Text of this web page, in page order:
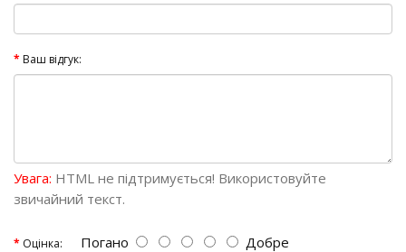
Ваш відгук:
Увага: HTML не підтримується! Використовуйте
звичайний текст.
Оцінка: Погано Добре